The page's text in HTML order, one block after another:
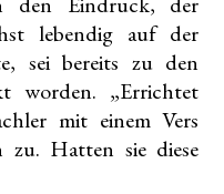
lebendig auf der
sei bereits zu den
worden. „Errichtet
mit einem Vers
zu. Hatten sie diese